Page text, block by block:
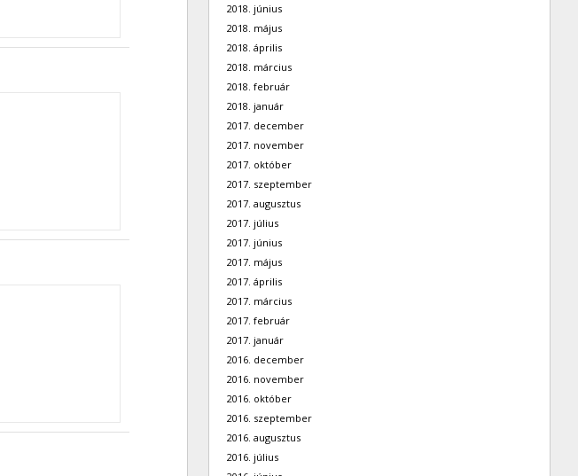
2018. június
2018. május
2018. április
2018. március
2018. február
2018. január
2017. december
2017. november
2017. október
2017. szeptember
2017. augusztus
2017. július
2017. június
2017. május
2017. április
2017. március
2017. február
2017. január
2016. december
2016. november
2016. október
2016. szeptember
2016. augusztus
2016. július